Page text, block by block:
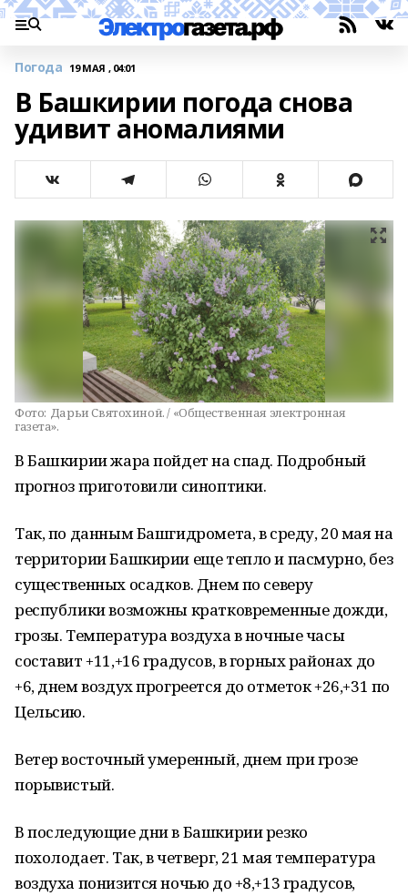
Погода 19 МАЯ , 04:01
В Башкирии погода снова
удивит аномалиями
Фото: Дарьи Святохиной. / «Общественная электронная
газета».
В Башкирии жара пойдет на спад. Подробный
прогноз приготовили синоптики.
Так, по данным Башгидромета, в среду, 20 мая на
территории Башкирии еще тепло и пасмурно, без
существенных осадков. Днем по северу
республики возможны кратковременные дожди,
грозы. Температура воздуха в ночные часы
составит +11,+16 градусов, в горных районах до
+6, днем воздух прогреется до отметок +26,+31 по
Цельсию.
Ветер восточный умеренный, днем при грозе
порывистый.
В последующие дни в Башкирии резко
похолодает. Так, в четверг, 21 мая температура
воздуха понизится ночью до +8,+13 градусов,